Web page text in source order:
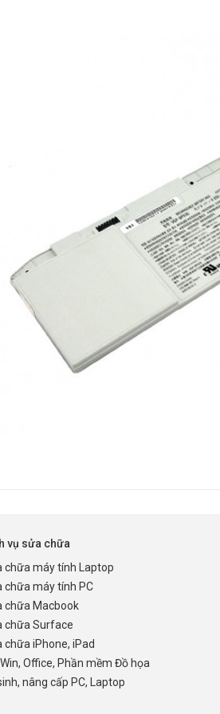
vụ sửa chữa
chữa máy tính Laptop
chữa máy tính PC
chữa Macbook
chữa Surface
chữa iPhone, iPad
Office, Phần mềm Đồ họa
nâng cấp PC, Laptop